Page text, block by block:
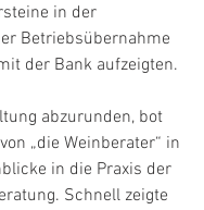
in der
Betriebsübernahme
der Bank aufzeigten.
abzurunden, bot
„die Weinberater“ in
in die Praxis der
Schnell zeigte